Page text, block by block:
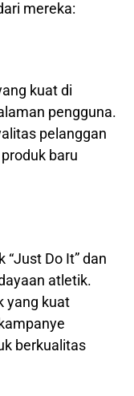
mereka:
kuat di
pengguna.
pelanggan
baru
Do It” dan
atletik.
yang kuat
berkualitas